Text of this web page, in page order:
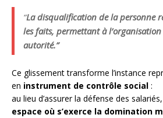
“La disqualification de la personne
les faits, permettant à
autorité.”
Ce glissement transforme l’instance
en instrument de contrôle social :
au lieu d’assurer la défense des salariés,
espace où s’exerce la domination